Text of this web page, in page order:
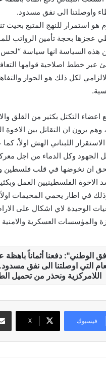
واوصلتنا الى نفق مسدود.
هو استمرار للنهج المتبع بحيث
عجزها بحجة تأمين الرواتب
هذه السياسة انها سياسة “لحس
عبر خطط اصلاحية قوامها
لكل ذلك هو الحوار
اعضاء التكتل بكثير من القلق
يرون ان التقاتل بين الاخوة
اللبناني الهش اولاً،
الجهود وكل الدماء من اجل
ان نخوضها في قلب
الاخوة الفلسطينيين العمل
في اطار يحمي المخيمات اولاً
الوحيدة لاي اشكال على
والمؤسسات العسكرية والامنية
الوطني": دفعنا أثماناً
التي اوصلتنا الى نفق
اللامركزية ونحذر من تحميل
فيسبوك X